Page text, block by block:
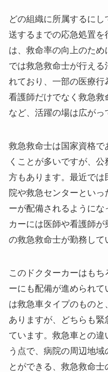
どの組織に所属するに
送するまでの応急処置を
は、救命率の向上のた
では救急救命士が行える
れており、一部の医療
看護師だけでなく救急救
など、活躍の場は広がっ
救急救命士は国家資格
くことが多いですが、
方もあります。最近で
院や救急センターとい
ーが配備されるように
カーには医師や看護師
の救急救命士が勤務して
このドクターカーはも
ーにも配備が進められ
は救急車タイプのもの
ありますが、どちらも
ています。救急車との
う点で、病院の周辺地域
とができる、救急救命